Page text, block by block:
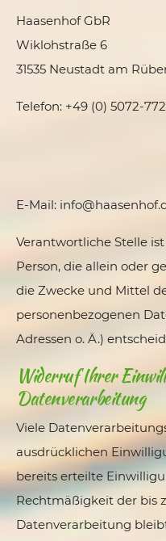
Haasenhof GbR
Wiklohstraße 6
31535 Neustadt am
Telefon: +49 (0) 5072-
E-Mail:
Verantwortliche Stelle
Person, die allein oder
die Zwecke und Mittel
personenbezogenen
Adressen o. Ä.)
Widerruf Ihrer
Datenverarbeitung
Viele
ausdrücklichen
bereits erteilte
Rechtmäßigkeit der bis
Datenverarbeitung